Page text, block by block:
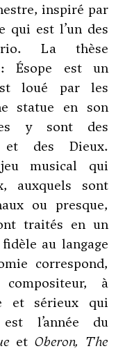
inspiré par
qui est l’un des
La thèse
Ésope est un
loué par les
statue en son
y sont des
et des Dieux.
musical qui
auxquels sont
ou presque,
traités en un
au langage
correspond,
à
et sérieux qui
l’année du
et Oberon, The